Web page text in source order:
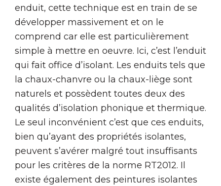
enduit, cette technique est en train de se
développer massivement et on le
comprend car elle est particulièrement
simple à mettre en oeuvre. Ici, c’est l’enduit
qui fait office d’isolant. Les enduits tels que
la chaux-chanvre ou la chaux-liège sont
naturels et possèdent toutes deux des
qualités d’isolation phonique et thermique.
Le seul inconvénient c’est que ces enduits,
bien qu’ayant des propriétés isolantes,
peuvent s’avérer malgré tout insuffisants
pour les critères de la norme RT2012. Il
existe également des peintures isolantes